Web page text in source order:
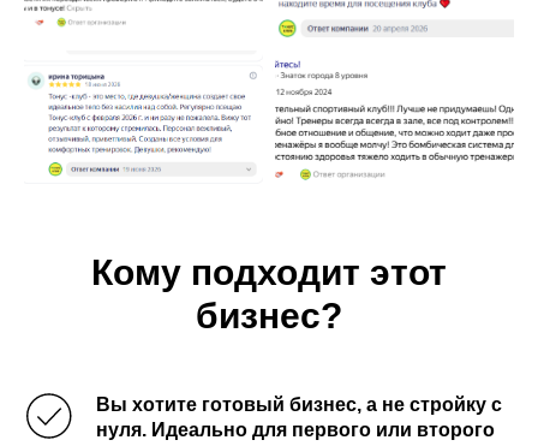
Кому подходит этот
бизнес?
Вы хотите готовый бизнес, а не стройку с
нуля. Идеально для первого или второго